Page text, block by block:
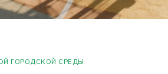
ГОРОДСКОЙ СРЕДЫ